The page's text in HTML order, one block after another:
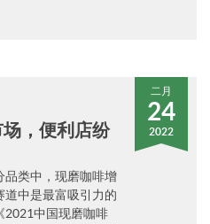
二月
24
2022
，便利店纷
品类中，现磨咖啡增
道中是最富吸引力的
2021中国现磨咖啡